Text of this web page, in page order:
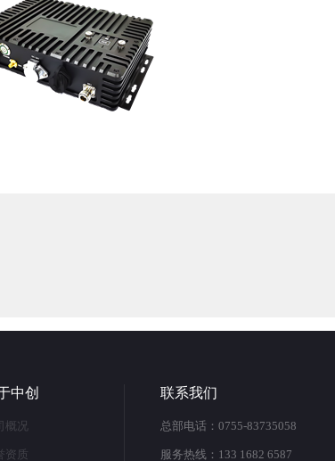
中创
概况
资质
联系我们
总部电话： 0755-83735058
服务热线： 133 1682 6587